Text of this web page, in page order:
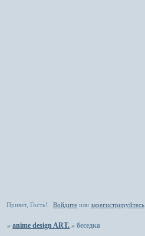
Привет, Гость! Войдитеили зарегистрируйтесь.
»anime design ART. »беседка